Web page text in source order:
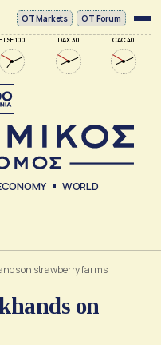
FTSE 100 DAX 30 CAC 40
ΟΤ Markets OT Forum
WORLD
on strawberry farms
on